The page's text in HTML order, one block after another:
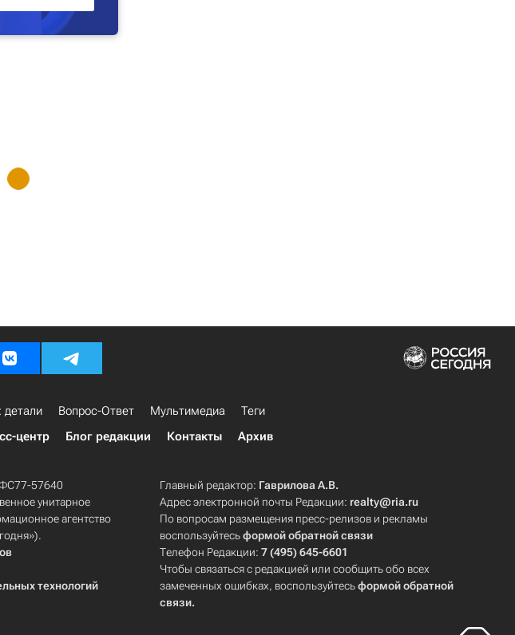
детали Вопрос-Ответ Мультимедиа
Теги
центр Блог редакции Контакты Архив
57640
унитарное
агентство
технологий
Главный редактор: Гаврилова А.В.
Адрес электронной почты Редакции: realty@ria.ru
По вопросам размещения пресс-релизов и рекламы
воспользуйтесьформой обратной связи
Телефон Редакции:7 (495) 645-6601
Чтобы связаться с редакцией или сообщить обо всех
замеченных ошибках, воспользуйтесьформой обратной
связи.